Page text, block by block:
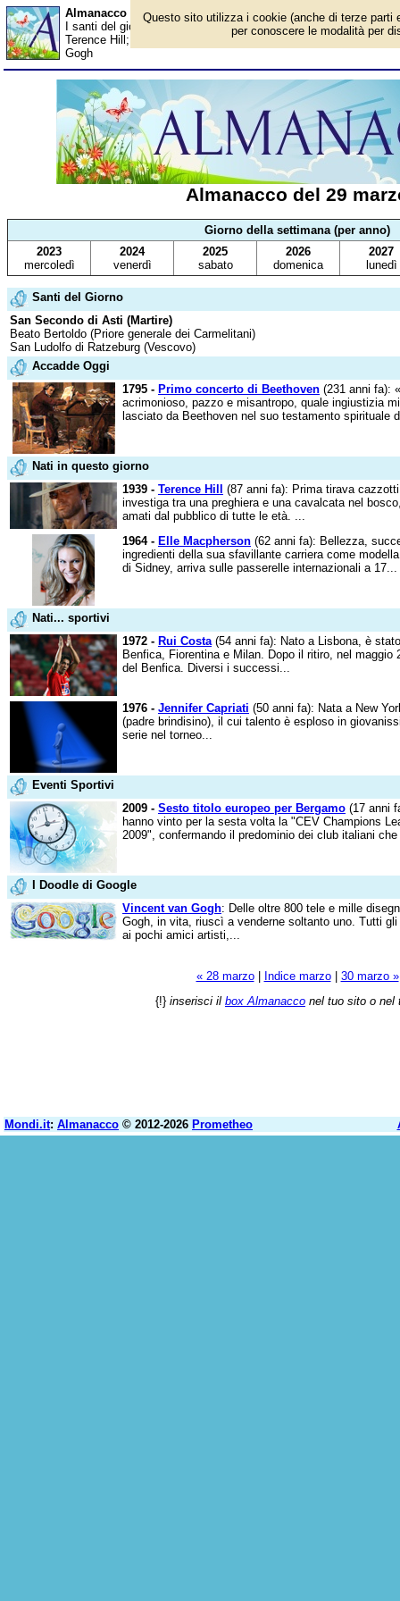
Almanacco del 29 marzo - Santi del giorno
I santi del giorno, eventi storici, successi sportivi, anniversari
Terence Hill; Elle Macpherson; Rui Costa; Jennifer Capriati;
Gogh
Almanacco del 29
Giorno della settimana (per anno)
2023
mercoledì
2024
venerdì
2025
sabato
2026
domenica
2027
lunedì
Santi del Giorno
San Secondo di Asti (Martire)
Beato Bertoldo (Priore generale dei Carmelitani)
San Ludolfo di Ratzeburg (Vescovo)
Accadde Oggi
1795 - Primo concerto di Beethoven (231 anni fa):
acrimonioso, pazzo e misantropo, quale ingiustizia
lasciato da Beethoven nel suo testamento spirituale
Nati in questo giorno
1939 - Terence Hill
(87 anni fa): Prima tirava
investiga tra una preghiera e una cavalcata nel
amati dal pubblico di tutte le età. ...
1964 - Elle Macpherson (62 anni fa): Bellezza,
ingredienti della sua sfavillante carriera come
di Sidney, arriva sulle passerelle internazionali a 17...
Nati... sportivi
1972 - Rui Costa(54 anni fa): Nato a Lisbona, è
Benfica, Fiorentina e Milan. Dopo il ritiro, nel
del Benfica. Diversi i successi...
1976 - Jennifer Capriati (50 anni fa): Nata a New
(padre brindisino), il cui talento è esploso in
serie nel torneo...
Eventi Sportivi
2009 - Sesto titolo europeo per Bergamo (17 anni
hanno vinto per la sesta volta la "CEV Champions
2009", confermando il predominio dei club italiani
I Doodle di Google
Vincent van Gogh: Delle oltre 800 tele e mille
Gogh, in vita, riuscì a venderne soltanto uno. Tutti
ai pochi amici artisti,...
« 28 marzo| Indice marzo| 30 marzo »
{!} inserisci il box Almanacco nel tuo sito o nel
Mondi.it: Almanacco © 2012-2026 Prometheo
Questo sito utilizza i cookie (anche di terze parti
per conoscere le modalità per